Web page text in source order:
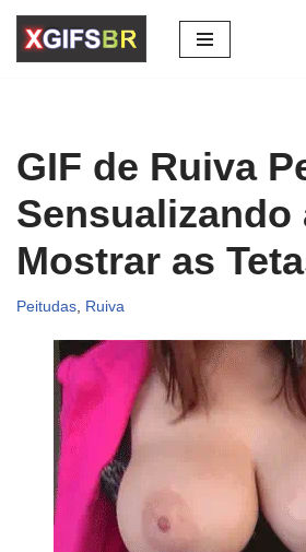
Pular
GIF de Ruiva
Sensualizando
Mostrar as
Peitudas, Ruiva